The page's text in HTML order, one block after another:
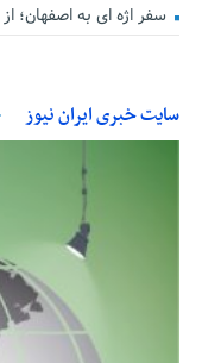
سفر اژه ای به اصفهان؛
سایت خبری ایران نیوز